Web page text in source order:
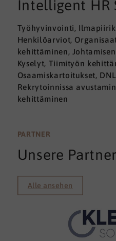
Intelligent HR
Työhyvinvointi,
Henkilöarviot,
kehittäminen,
Kyselyt, Tiimityön
Osaamiskartoitukset,
Rekrytoinnissa
kehittäminen
PARTNER
Unsere Partner
Alle ansehen